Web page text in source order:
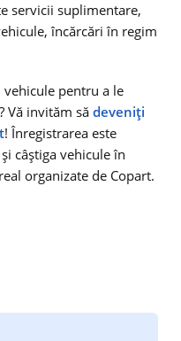
servicii suplimentare,
încărcări în regim
pentru a le
Vă invităm să deveniți
! Înregistrarea este
câștiga vehicule în
organizate de Copart.